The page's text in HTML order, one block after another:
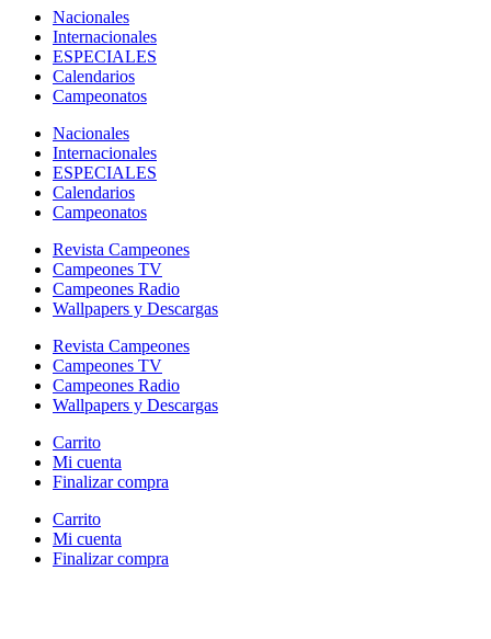
Nacionales
Internacionales
ESPECIALES
Calendarios
Campeonatos
Nacionales
Internacionales
ESPECIALES
Calendarios
Campeonatos
Revista Campeones
Campeones TV
Campeones Radio
Wallpapers y Descargas
Revista Campeones
Campeones TV
Campeones Radio
Wallpapers y Descargas
Carrito
Mi cuenta
Finalizar compra
Carrito
Mi cuenta
Finalizar compra